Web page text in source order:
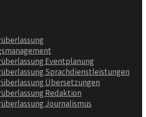
Eventplanung
Sprachdienstleistungen
Übersetzungen
Redaktion
Journalismus